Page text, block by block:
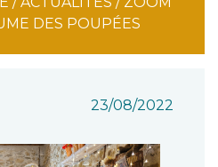
DES POUPÉES
23/08/2022